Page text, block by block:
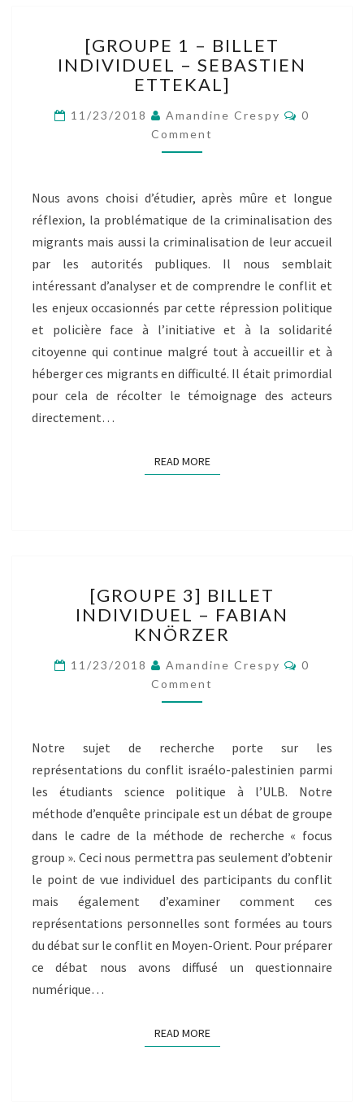
1
–
BILLET
INDIVIDUEL
–
SEBASTIEN
ETTEKAL]
[GROUPE 1 – BILLET
INDIVIDUEL – SEBASTIEN
ETTEKAL]
11/23/2018 Amandine Crespy
0
Comment
Nous avons choisi d’étudier, après mûre et longue
réflexion, la problématique de la criminalisation des
migrants mais aussi la criminalisation de leur accueil
par les autorités publiques. Il nous semblait
intéressant d’analyser et de comprendre le conflit et
les enjeux occasionnés par cette répression politique
et policière face à l’initiative et à la solidarité
citoyenne qui continue malgré tout à accueillir et à
héberger ces migrants en difficulté. Il était primordial
pour cela de récolter le témoignage des acteurs
directement…
READ MOREREAD MORE
3]
BILLET
INDIVIDUEL
FABIAN
KNÖRZER
[GROUPE 3] BILLET
INDIVIDUEL – FABIAN
KNÖRZER
11/23/2018 Amandine Crespy
0
Comment
Notre sujet de recherche porte sur les
représentations du conflit israélo-palestinien parmi
les étudiants science politique à l’ULB. Notre
méthode d’enquête principale est un débat de groupe
dans le cadre de la méthode de recherche « focus
group ». Ceci nous permettra pas seulement d’obtenir
le point de vue individuel des participants du conflit
mais également d’examiner comment ces
représentations personnelles sont formées au tours
du débat sur le conflit en Moyen-Orient. Pour préparer
ce débat nous avons diffusé un questionnaire
numérique…
READ MOREREAD MORE